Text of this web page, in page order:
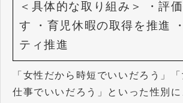
＜具体的な取り組み＞
・評
す
・育児休暇の取得を推進
ティ推進
「女性だから時短でいいだろう」
仕事でいいだろう」といった性別